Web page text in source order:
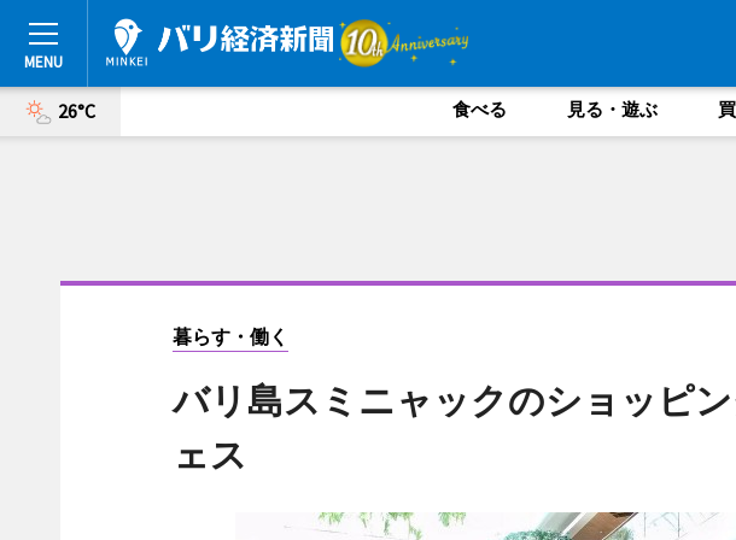
26°C 食べる 見る・遊ぶ
暮らす・働く
バリ島スミニャックのショッピ
ェス